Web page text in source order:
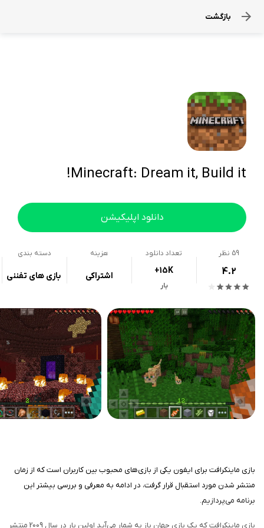
بازگشت
Minecraft: Dream it, Build it!
دانلود اپلیکیشن
59 نظر
4.2
تعداد دانلود
+15K
بار
هزینه
اشتراکی
دسته بندی
بازی های تفننی
بازی ماینکرافت برای ایفون یکی از بازی‌های محبوب بین کاربران است که از زمان
منتشر شدن مورد استقبال قرار گرفت، در ادامه به معرفی و بررسی بیشتر این
برنامه می‌پردازیم.
بازی ماینکرافت که یک بازی جهان باز به شمار می‌آید اولین بار در سال 2009 منتشر